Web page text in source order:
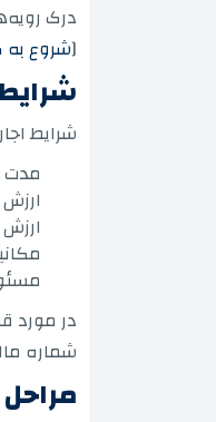
درک
[شروع به
شرایط
مدت
در مورد
شماره
مراحل